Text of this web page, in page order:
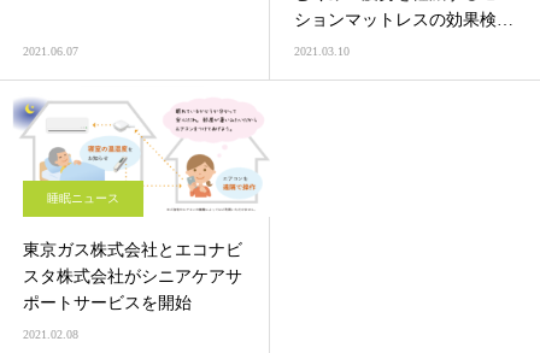
2021.06.07
ションマットレスの効果検
証」を第16回日本感性工学会
2021.03.10
睡眠ニュース
東京ガス株式会社とエコナビ
スタ株式会社がシニアケアサ
ポートサービスを開始
2021.02.08